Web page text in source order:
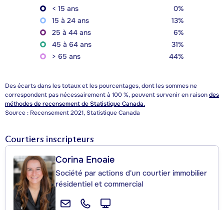
< 15 ans
0%
15 à 24 ans
13%
25 à 44 ans
6%
45 à 64 ans
31%
> 65 ans
44%
Des écarts dans les totaux et les pourcentages, dont les sommes ne
correspondent pas nécessairement à 100 %, peuvent survenir en raisondes
méthodes de recensement de Statistique Canada.
Source : Recensement 2021, Statistique Canada
Courtiers inscripteurs
Corina Enoaie
Société par actions d'un courtier immobilier
résidentiel et commercial